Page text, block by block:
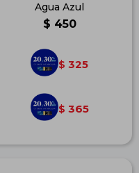
Agua Azul
$ 450
$ 325
$ 365